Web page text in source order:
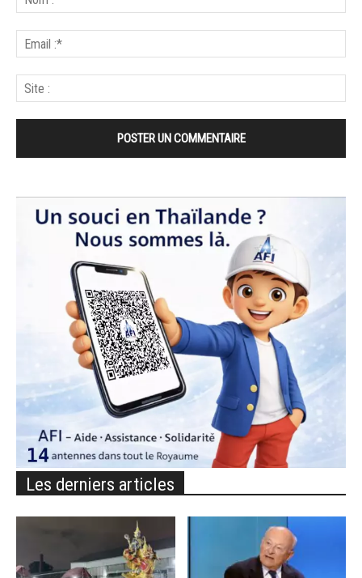
Les derniers articles